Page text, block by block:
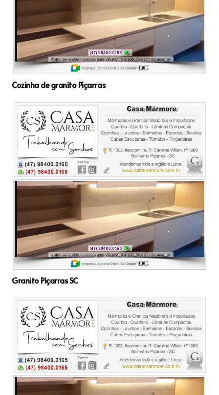
Cozinha de granito Piçarras
Granito Piçarras SC